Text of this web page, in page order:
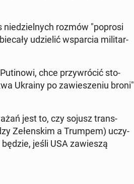
nie­dziel­nych rozmów "poprosi
udzie­lić wspar­cia mi­li­tar­
chce przy­wró­cić sto­
Ukrainy po za­wie­sze­niu broni"
jest to, czy sojusz trans­
Ze­łen­skim a Trumpem) uczy­
jeśli USA za­wie­szą